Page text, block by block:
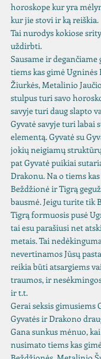
horoskope kur yra
kur jie stovi ir ką reiškia.
Tai nurodys kokiose
uždirbti.
Sausame ir degančiame
tiems kas gimė Ugninės
Žiurkės, Metalinio
stulpus turi savo
savyje turi daug slapto
Gyvatė savyje turi labai
elementą. Gyvatė su
jokių neigiamų
pat Gyvatė puikiai
Drakonu. Na o tiems
Beždžionė ir Tigrą
bausmė. Jeigu turite tik
Tigrą formuosis pusė
tai esu parašiusi net
metais. Tai
nevertinamos Jūsų
reikia būti atsargiems
traumos, ir
ir t.t.
Gerai seksis gimusiems
Gyvatės ir Drakono
Gana sunkus mėnuo,
nusimato tiems kas